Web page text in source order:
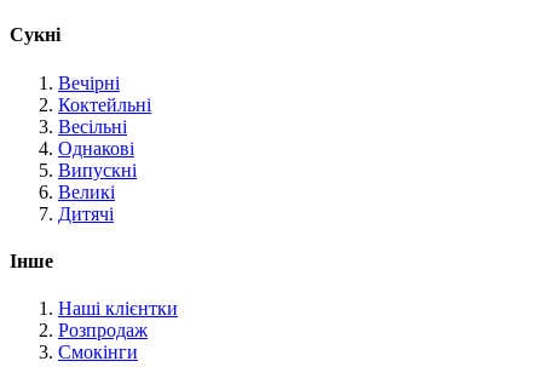
Сукні
Вечірні
Коктейльні
Весільні
Однакові
Випускні
Великі
Дитячі
Інше
Наші клієнтки
Розпродаж
Смокінги